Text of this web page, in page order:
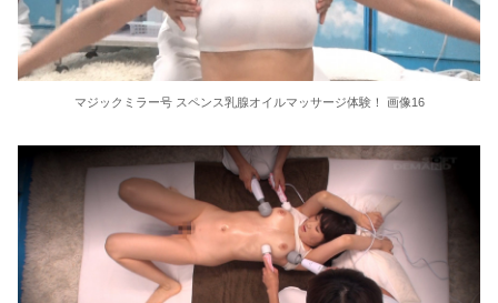
マジックミラー号 スペンス乳腺オイルマッサージ体験！ 画像16